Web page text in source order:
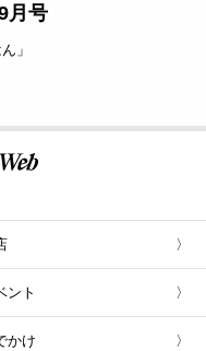
月号
」
ント
かけ